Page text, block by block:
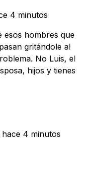
4 minutos
esos hombres que
gritándole al
No Luis, el
hijos y tienes
hace 4 minutos